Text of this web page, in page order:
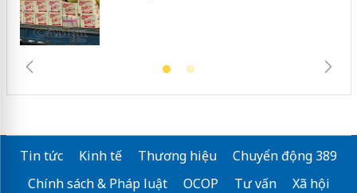
Tin tức Kinh tế Thương hiệu
Chuyển động 389
Chính sách & Pháp luật
OCOP Tư vấn
Xã hội